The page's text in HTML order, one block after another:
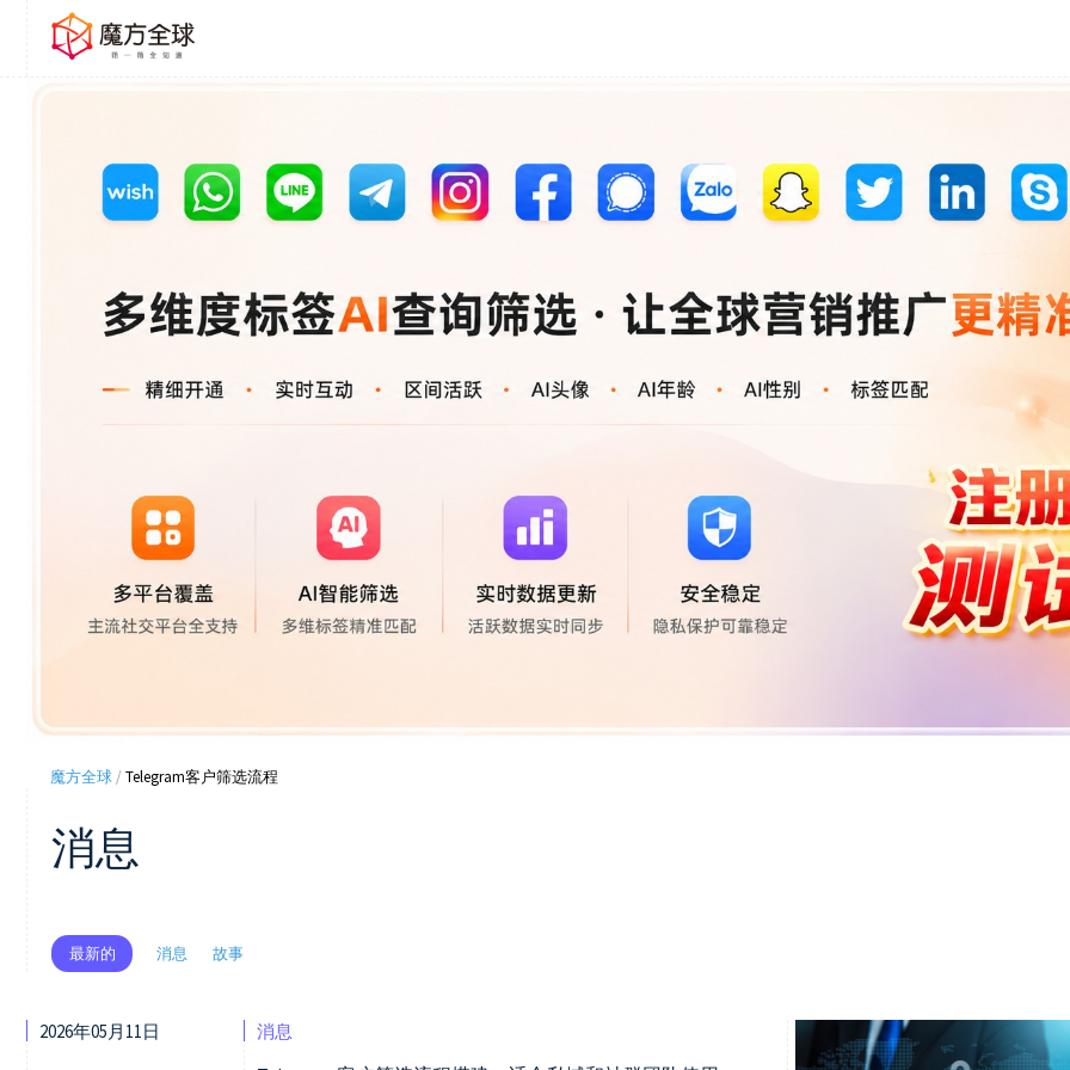
魔方全球 /Telegram客户筛选流程
消息
最新的 消息 故事
2026年05月11日 消息